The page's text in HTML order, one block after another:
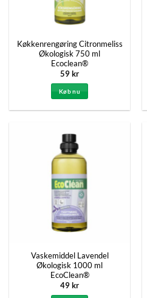
Køkkenrengøring Citronmeliss
Økologisk 750 ml
Ecoclean®
59kr
Køb nu
Vaskemiddel Lavendel
Økologisk 1000 ml
EcoClean®
49kr